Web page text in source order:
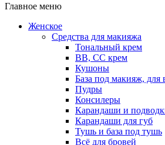
Главное меню
Женское
Средства для макияжа
Тональный крем
BB, CC крем
Кушоны
База под макияж, для
Пудры
Консилеры
Карандаши и
Карандаши для губ
Тушь и база под тушь
Всё для бровей